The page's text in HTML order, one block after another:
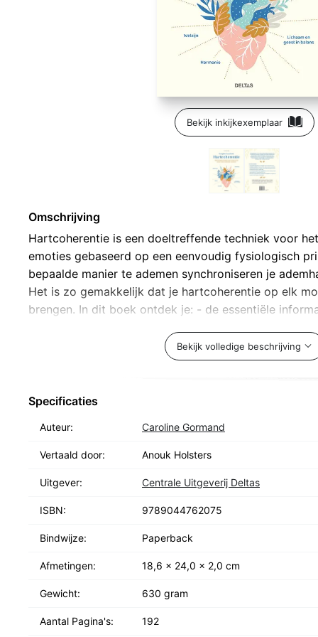
Bekijk inkijkexemplaar
Omschrijving
Hartcoherentie is een doeltreffende techniek voor
emoties gebaseerd op een eenvoudig fysiologisch
bepaalde manier te ademen synchroniseren je
Het is zo gemakkelijk dat je hartcoherentie op elk
brengen. In dit boek ontdek je: - de essentiële
betere concentratie, een verminderde impact van
zelfvertrouwen, een betere nachtrust en nog veel
professioneel leven; - meer dan 25 oefeningen voor
psychotherapeute, relatiecoach en sofrologe. Altijd
multidisciplinaire aanpak te verrijken met nieuwe
Programmeren (NLP), Ericksoniaanse hypnose en
Bekijk volledige beschrijving
Specificaties
Auteur: Caroline Gormand
Vertaald door: Anouk Holsters
Uitgever: Centrale Uitgeverij Deltas
ISBN: 9789044762075
Bindwijze: Paperback
Afmetingen: 18,6 x 24,0 x 2,0 cm
Gewicht: 630 gram
Aantal Pagina's: 192